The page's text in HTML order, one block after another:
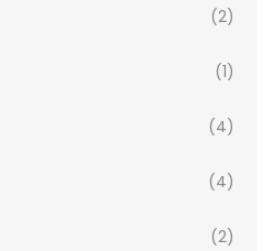
(2)
(1)
(4)
(4)
(2)